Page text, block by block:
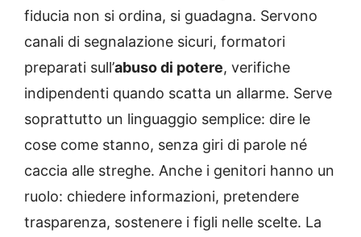
fiducia non si ordina, si guadagna. Servono
canali di segnalazione sicuri, formatori
preparati sull’abuso di potere, verifiche
indipendenti quando scatta un allarme. Serve
soprattutto un linguaggio semplice: dire le
cose come stanno, senza giri di parole né
caccia alle streghe. Anche i genitori hanno un
ruolo: chiedere informazioni, pretendere
trasparenza, sostenere i figli nelle scelte. La